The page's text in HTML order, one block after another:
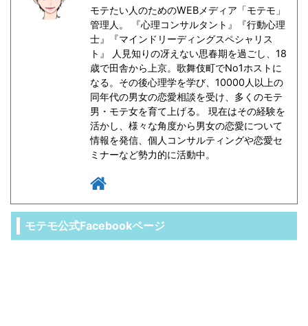
モテたい人のためのWEBメディア「モテモ」
管理人。 『心理コンサルタント』『行動心理
士』『マインドリーディングスペシャリス
ト』 人見知りの冴えない思春期を過ごし、18
歳で田舎から上京。歌舞伎町でNo1ホストに
なる。その後心理学を学び、10000人以上の
同年代の男女の恋愛相談を受け、多くのモテ
男・モテ女を育て上げる。 現在はその経験を
活かし、様々な角度から男女の恋愛について
情報を発信、個人コンサルティングや恋愛セ
ミナーなど勢力的に活動中。
モテモ公式Facebookページ